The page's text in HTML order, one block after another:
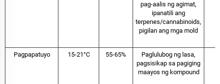
pag-aalis ng agimat,
ipanatili ang
terpenes/cannabinoids,
pigilan ang mga mold
Pagpapatuyo 15-21°C 55-65%
Paglulubog ng lasa,
pagsisikap sa pagiging
maayos ng kompound